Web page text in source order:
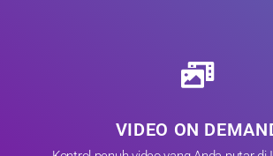
VIDEO ON